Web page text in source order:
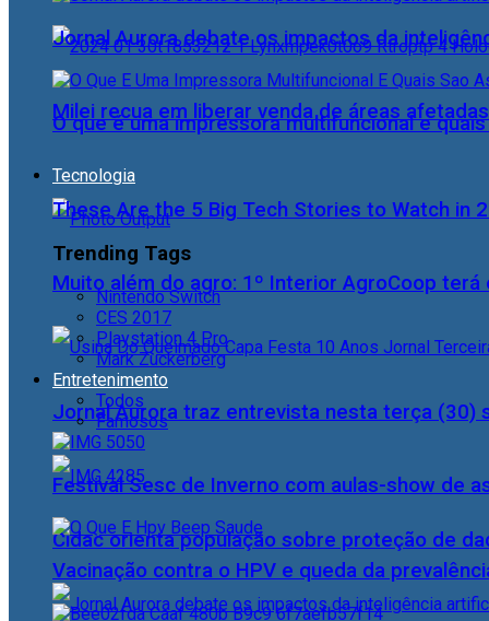
Milei recua em liberar venda de áreas
Tecnologia
Muito além do agro: 1º Interior AgroCoop
Jornal Aurora traz entrevista nesta terça (30)
Cidac orienta população sobre proteção de
Jornal Aurora debate os impactos da
O que é uma impressora multifuncional e
These Are the 5 Big Tech Stories to Watch in
Trending Tags
Nintendo Switch
CES 2017
Playstation 4 Pro
Mark Zuckerberg
Entretenimento
Todos
Famosos
Festival Sesc de Inverno com aulas-show de
Vacinação contra o HPV e queda da